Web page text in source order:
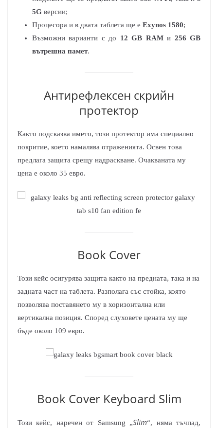
5G версии;
Процесора и в двата таблета ще е Exynos 1580;
Възможни варианти с до 12 GB RAMи 256 GB
вътрешна памет.
Антирефлексен скрийн
протектор
Както подсказва името, този протектор има специално
покритие, което намалява отраженията. Освен това
предлага защита срещу надраскване. Очакваната му
цена е около 35 евро.
Book Cover
Този кейс осигурява защита както на предната, така и на
задната част на таблета. Разполага със стойка, която
позволява поставянето му в хоризонтална или
вертикална позиция. Според слуховете цената му ще
бъде около 109 евро.
Book Cover Keyboard Slim
Този кейс, наречен от Samsung „Slim“, няма тъчпад,